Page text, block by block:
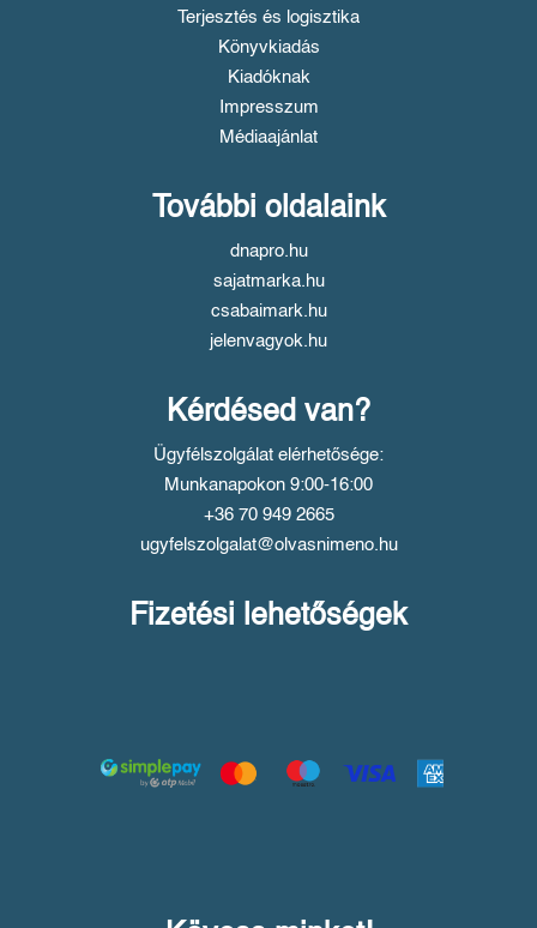
Terjesztés és logisztika
Könyvkiadás
Kiadóknak
Impresszum
Médiaajánlat
További oldalaink
dnapro.hu
sajatmarka.hu
csabaimark.hu
jelenvagyok.hu
Kérdésed van?
Ügyfélszolgálat elérhetősége:
Munkanapokon 9:00-16:00
+36 70 949 2665
ugyfelszolgalat@olvasnimeno.hu
Fizetési lehetőségek